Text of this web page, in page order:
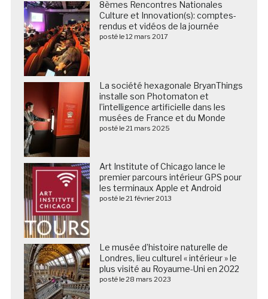
8èmes Rencontres Nationales
Culture et Innovation(s): comptes-
rendus et vidéos de la journée
posté le 12 mars 2017
La société hexagonale BryanThings
installe son Photomaton et
l’intelligence artificielle dans les
musées de France et du Monde
posté le 21 mars 2025
Art Institute of Chicago lance le
premier parcours intérieur GPS pour
les terminaux Apple et Android
posté le 21 février 2013
Le musée d’histoire naturelle de
Londres, lieu culturel « intérieur » le
plus visité au Royaume-Uni en 2022
posté le 28 mars 2023